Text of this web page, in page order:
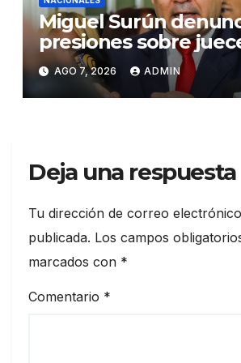
Miguel Surún
presiones sobre
Suprema Corte de
AGO 7, 2026 ADMIN
Deja una respuesta
Tu dirección de correo
publicada. Los campos
marcados con *
Comentario *